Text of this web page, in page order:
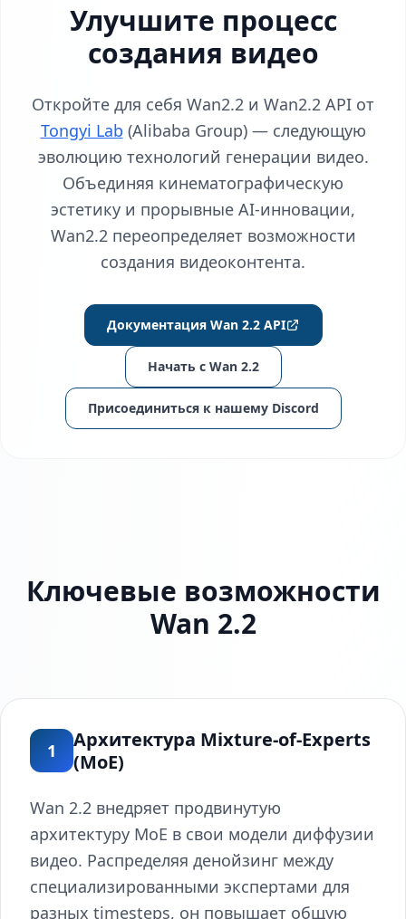
Улучшите процесс
создания видео
Откройте для себя Wan2.2 и Wan2.2 API от
Tongyi Lab (Alibaba Group) — следующую
эволюцию технологий генерации видео.
Объединяя кинематографическую
эстетику и прорывные AI‑инновации,
Wan2.2 переопределяет возможности
создания видеоконтента.
Документация Wan 2.2 API
Начать с Wan 2.2
Присоединиться к нашему Discord
Ключевые возможности
Wan 2.2
1
Архитектура Mixture-of-Experts
(MoE)
Wan 2.2 внедряет продвинутую
архитектуру MoE в свои модели диффузии
видео. Распределяя денойзинг между
специализированными экспертами для
разных timesteps, он повышает общую